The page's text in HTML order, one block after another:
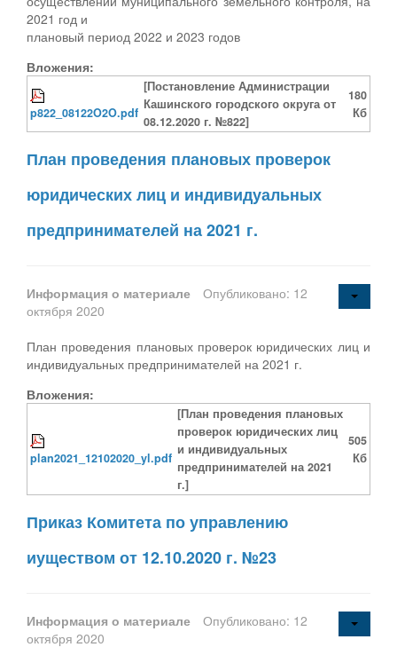
2021 год и
плановый период 2022 и 2023 годов
Вложения:
p822_08122O2O.pdf
[Постановление Администрации
Кашинского городского округа от
08.12.2020 г. №822]
180
Кб
План проведения плановых проверок
юридических лиц и индивидуальных
предпринимателей на 2021 г.
Информация о материале
Опубликовано: 12
октября 2020
План проведения плановых проверок юридических лиц и
индивидуальных предпринимателей на 2021 г.
Вложения:
plan2021_12102020_yl.pdf
[План проведения плановых
проверок юридических лиц
и индивидуальных
предпринимателей на 2021
г.]
505
Кб
Приказ Комитета по управлению
иуществом от 12.10.2020 г. №23
Информация о материале
Опубликовано: 12
октября 2020